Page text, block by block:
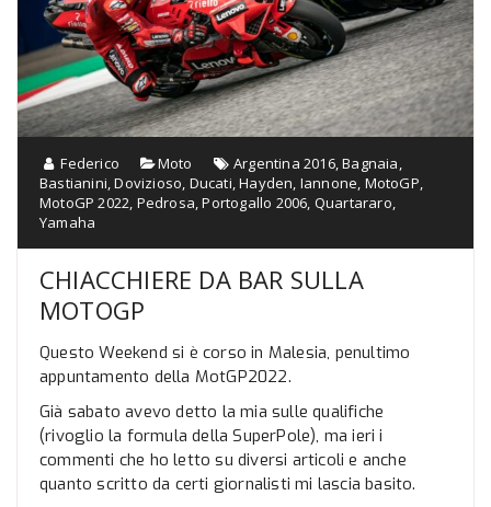
Federico Moto Argentina 2016,Bagnaia,
Bastianini,Dovizioso, Ducati,Hayden, Iannone, MotoGP,
MotoGP 2022, Pedrosa,Portogallo 2006, Quartararo,
Yamaha
CHIACCHIERE DA BAR SULLA
MOTOGP
Questo Weekend si è corso in Malesia, penultimo
appuntamento della MotGP2022.
Già sabato avevo detto la mia sulle qualifiche
(rivoglio la formula della SuperPole), ma ieri i
commenti che ho letto su diversi articoli e anche
quanto scritto da certi giornalisti mi lascia basito.